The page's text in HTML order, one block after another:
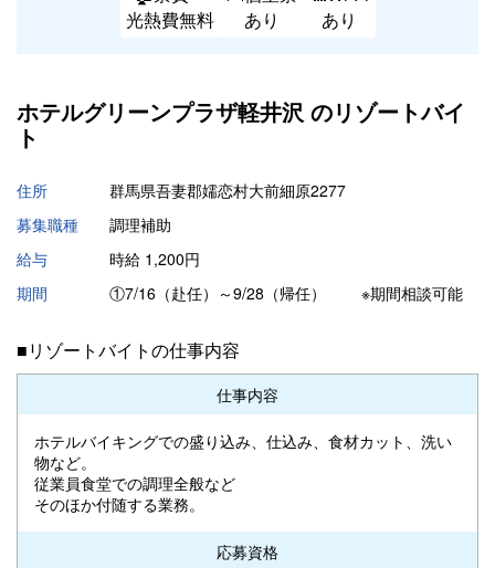
光熱費無料
あり
あり
ホテルグリーンプラザ軽井沢 のリゾートバイ
ト
住所
群馬県吾妻郡嬬恋村大前細原2277
募集職種
調理補助
給与
時給 1,200円
期間
①7/16（赴任）～9/28（帰任） ※期間相談可能
■リゾートバイトの仕事内容
仕事内容
ホテルバイキングでの盛り込み、仕込み、食材カット、洗い
物など。
従業員食堂での調理全般など
そのほか付随する業務。
応募資格